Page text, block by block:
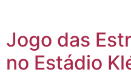
Jogo das
no Estádio